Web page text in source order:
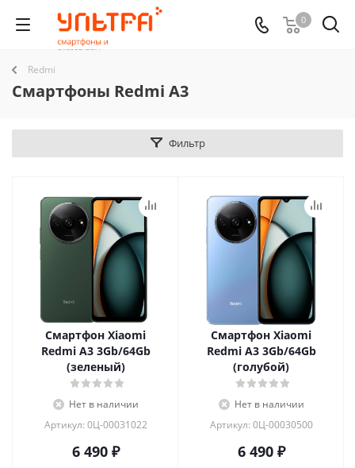
0
Redmi
Смартфоны Redmi A3
Фильтр
Смартфон Xiaomi
Redmi A3 3Gb/64Gb
(зеленый)
Нет в наличии
Артикул: 0Ц-00031022
6 490₽
Смартфон Xiaomi
Redmi A3 3Gb/64Gb
(голубой)
Нет в наличии
Артикул: 0Ц-00030500
6 490₽